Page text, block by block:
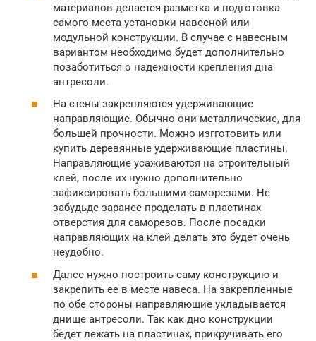
материалов делается разметка и подготовка
самого места установки навесной или
модульной конструкции. В случае с навесным
вариантом необходимо будет дополнительно
позаботиться о надежности крепления дна
антресоли.
На стены закрепляются удерживающие
направляющие. Обычно они металлические, для
большей прочности. Можно изгготовить или
купить деревянные удерживающие пластины.
Направляющие усаживаются на строительный
клей, после их нужно дополнительно
зафиксировать большими саморезами. Не
забудьде заранее проделать в пластинах
отверстия для саморезов. После посадки
направляющих на клей делать это будет очень
неудобно.
Далее нужно построить саму конструкцию и
закрепить ее в месте навеса. На закрепленные
по обе стороны направляющие укладывается
днище антресоли. Так как дно конструкции
бедет лежать на пластинах, прикручивать его